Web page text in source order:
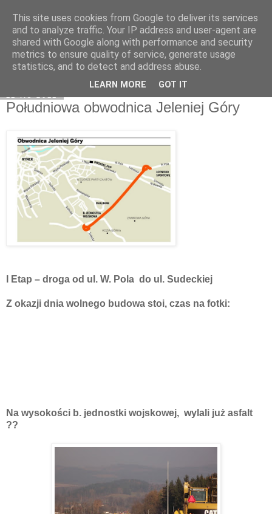
Moje miejsce
Południowa obwodnica Jeleniej Góry
I Etap – droga od ul. W. Pola do ul. Sudeckiej
Z okazji dnia wolnego budowa stoi, czas na fotki:
Na wysokości b. jednostki wojskowej, wylali już asfalt
??
This site uses cookies from Google to deliver its services
and to analyze traffic. Your IP address and user-agent are
shared with Google along with performance and security
metrics to ensure quality of service, generate usage
statistics, and to detect and address abuse.
LEARN MORE GOT IT